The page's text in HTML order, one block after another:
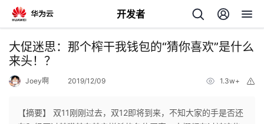
开发者
返
回
大促迷思：那个榨干我钱包的“猜你喜欢”是什么
来头！？
Joey啊 2019/12/09 1.3w+
【摘要】 双11刚刚过去，双12即将到来，不知大家的手是否还